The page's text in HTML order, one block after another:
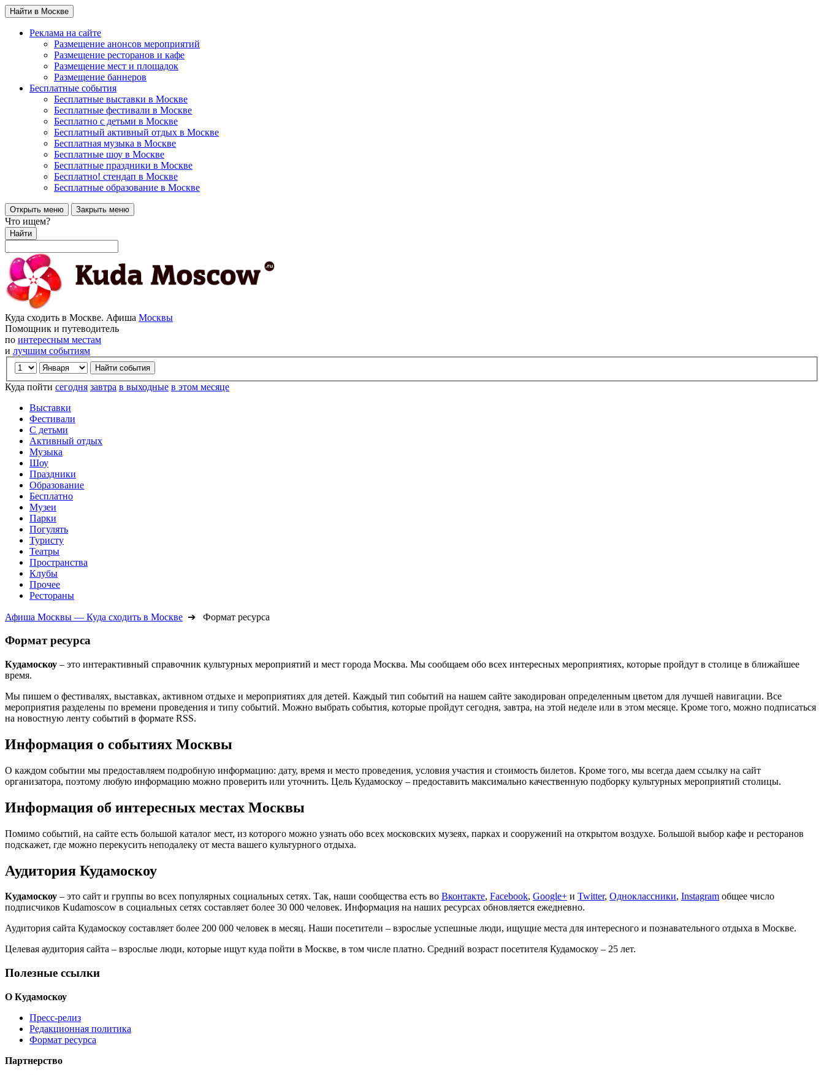
Найти в Москве
Реклама на сайте
Размещение анонсов мероприятий
Размещение ресторанов и кафе
Размещение мест и площадок
Размещение баннеров
Бесплатные события
Бесплатные выставки в Москве
Бесплатные фестивали в Москве
Бесплатно с детьми в Москве
Бесплатный активный отдых в Москве
Бесплатная музыка в Москве
Бесплатные шоу в Москве
Бесплатные праздники в Москве
Бесплатно! стендап в Москве
Бесплатные образование в Москве
Открыть меню Закрыть меню
Что ищем?
Найти
Куда сходить в Москве. Афиша Москвы
Помощник и путеводитель
по интересным местам
и лучшим событиям
Куда пойти сегодня завтра в выходные в этом месяце
Выставки
Фестивали
С детьми
Активный отдых
Музыка
Шоу
Праздники
Образование
Бесплатно
Музеи
Парки
Погулять
Туристу
Театры
Пространства
Клубы
Прочее
Рестораны
Афиша Москвы — Куда сходить в Москве ➔ Формат ресурса
Формат ресурса
Кудамоскоу – это интерактивный справочник культурных мероприятий и мест города Москва. Мы сообщаем обо всех интересных мероприятиях, которые пройдут в столице в ближайшее
время.
Мы пишем о фестивалях, выставках, активном отдыхе и мероприятиях для детей. Каждый тип событий на нашем сайте закодирован определенным цветом для лучшей навигации. Все
мероприятия разделены по времени проведения и типу событий. Можно выбрать события, которые пройдут сегодня, завтра, на этой неделе или в этом месяце. Кроме того, можно подписаться
на новостную ленту событий в формате RSS.
Информация о событиях Москвы
О каждом событии мы предоставляем подробную информацию: дату, время и место проведения, условия участия и стоимость билетов. Кроме того, мы всегда даем ссылку на сайт
организатора, поэтому любую информацию можно проверить или уточнить. Цель Кудамоскоу – предоставить максимально качественную подборку культурных мероприятий столицы.
Информация об интересных местах Москвы
Помимо событий, на сайте есть большой каталог мест, из которого можно узнать обо всех московских музеях, парках и сооружений на открытом воздухе. Большой выбор кафе и ресторанов
подскажет, где можно перекусить неподалеку от места вашего культурного отдыха.
Аудитория Кудамоскоу
Кудамоскоу – это сайт и группы во всех популярных социальных сетях. Так, наши сообщества есть во Вконтакте, Facebook, Google+ и Twitter, Одноклассники, Instagram общее число
подписчиков Kudamoscow в социальных сетях составляет более 30 000 человек. Информация на наших ресурсах обновляется ежедневно.
Аудитория сайта Кудамоскоу составляет более 200 000 человек в месяц. Наши посетители – взрослые успешные люди, ищущие места для интересного и познавательного отдыха в Москве.
Целевая аудитория сайта – взрослые люди, которые ищут куда пойти в Москве, в том числе платно. Средний возраст посетителя Кудамоскоу – 25 лет.
Полезные ссылки
О Кудамоскоу
Пресс-релиз
Редакционная политика
Формат ресурса
Партнерство